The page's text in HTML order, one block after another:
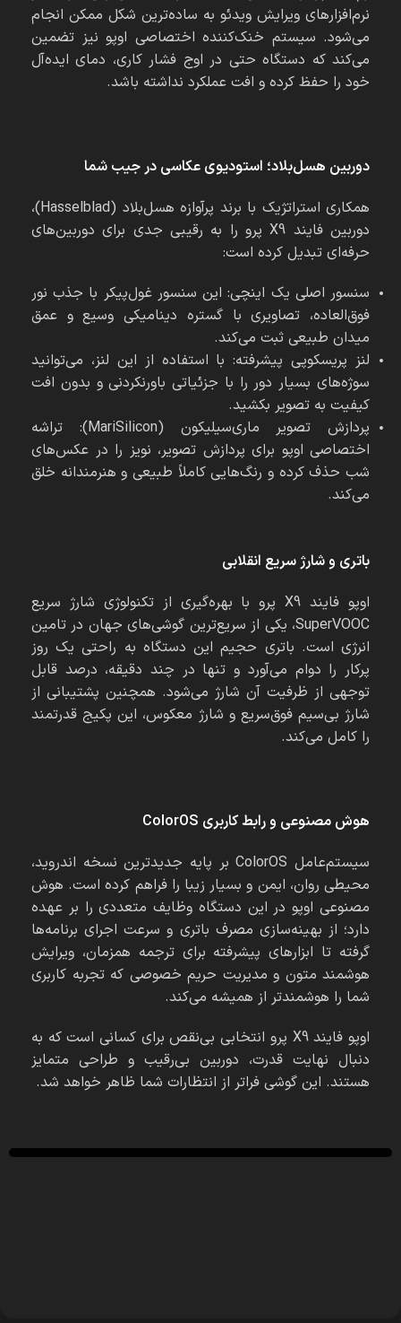
نرم‌افزارهای ویرایش ویدئو به ساده‌ترین شکل ممکن انجام
می‌شود. سیستم خنک‌کننده اختصاصی اوپو نیز تضمین
می‌کند که دستگاه حتی در اوج فشار کاری، دمای ایده‌آل
خود را حفظ کرده و افت عملکرد نداشته باشد.
دوربین هسل‌بلاد؛ استودیوی عکاسی در جیب شما
همکاری استراتژیک با برند پرآوازه هسل‌بلاد (Hasselblad)،
دوربین فایند X9 پرو را به رقیبی جدی برای دوربین‌های
حرفه‌ای تبدیل کرده است:
سنسور اصلی یک اینچی: این سنسور غول‌پیکر با جذب نور
فوق‌العاده، تصاویری با گستره دینامیکی وسیع و عمق
میدان طبیعی ثبت می‌کند.
لنز پریسکوپی پیشرفته: با استفاده از این لنز، می‌توانید
سوژه‌های بسیار دور را با جزئیاتی باورنکردنی و بدون افت
کیفیت به تصویر بکشید.
پردازش تصویر ماری‌سیلیکون (MariSilicon): تراشه
اختصاصی اوپو برای پردازش تصویر، نویز را در عکس‌های
شب حذف کرده و رنگ‌هایی کاملاً طبیعی و هنرمندانه خلق
می‌کند.
باتری و شارژ سریع انقلابی
اوپو فایند X9 پرو با بهره‌گیری از تکنولوژی شارژ سریع
SuperVOOC، یکی از سریع‌ترین گوشی‌های جهان در تامین
انرژی است. باتری حجیم این دستگاه به راحتی یک روز
پرکار را دوام می‌آورد و تنها در چند دقیقه، درصد قابل
توجهی از ظرفیت آن شارژ می‌شود. همچنین پشتیبانی از
شارژ بی‌سیم فوق‌سریع و شارژ معکوس، این پکیج قدرتمند
را کامل می‌کند.
هوش مصنوعی و رابط کاربری
سیستم‌عامل ColorOS بر پایه جدیدترین نسخه اندروید،
محیطی روان، ایمن و بسیار زیبا را فراهم کرده است. هوش
مصنوعی اوپو در این دستگاه وظایف متعددی را بر عهده
دارد؛ از بهینه‌سازی مصرف باتری و سرعت اجرای برنامه‌ها
گرفته تا ابزارهای پیشرفته برای ترجمه همزمان، ویرایش
هوشمند متون و مدیریت حریم خصوصی که تجربه کاربری
شما را هوشمندتر از همیشه می‌کند.
اوپو فایند X9 پرو انتخابی بی‌نقص برای کسانی است که به
دنبال نهایت قدرت، دوربین بی‌رقیب و طراحی متمایز
هستند. این گوشی فراتر از انتظارات شما ظاهر خواهد شد.